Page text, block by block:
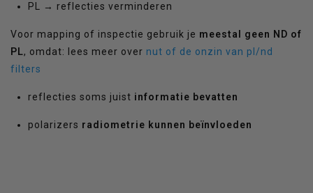
PL → reflecties verminderen
Voor mapping of inspectie gebruik je meestal geen ND of
PL, omdat: lees meer over nut of de onzin van pl/nd
filters
reflecties soms juist informatie bevatten
polarizers radiometrie kunnen beïnvloeden